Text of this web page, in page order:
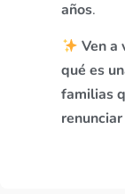
años.
Ven a
qué es
familias